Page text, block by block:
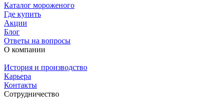
Каталог мороженого
Где купить
Акции
Блог
Ответы на вопросы
О компании
История и производство
Карьера
Контакты
Сотрудничество